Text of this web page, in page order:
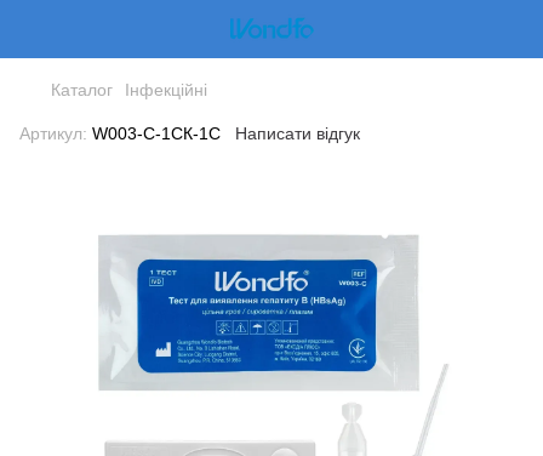
Каталог Інфекційні
Артикул: W003-C-1СК-1С Написати відгук